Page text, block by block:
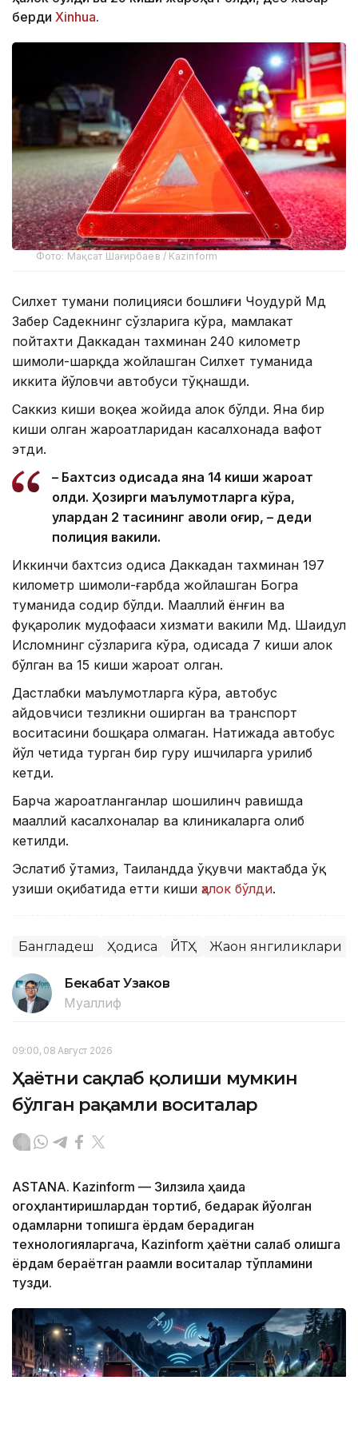
берди Xinhua.
Фото: Мақсат Шағирбаев / Kazinform
Силхет тумани полицияси бошлиғи Чоудҳурй Мд
Забер Садекнинг сўзларига кўра, мамлакат
пойтахти Даккадан тахминан 240 километр
шимоли-шарқда жойлашган Силхет туманида
иккита йўловчи автобуси тўқнашди.
Саккиз киши воқеа жойида ҳалок бўлди. Яна бир
киши олган жароҳатларидан касалхонада вафот
этди.
– Бахтсиз ҳодисада яна 14 киши жароҳат
олди. Ҳозирги маълумотларга кўра,
улардан 2 тасининг аҳволи оғир, – деди
полиция вакили.
Иккинчи бахтсиз ҳодиса Даккадан тахминан 197
километр шимоли-ғарбда жойлашган Богра
туманида содир бўлди. Маҳаллий ёнғин ва
фуқаролик мудофааси хизмати вакили Мд. Шаҳидул
Исломнинг сўзларига кўра, ҳодисада 7 киши ҳалок
бўлган ва 15 киши жароҳат олган.
Дастлабки маълумотларга кўра, автобус
ҳайдовчиси тезликни оширган ва транспорт
воситасини бошқара олмаган. Натижада автобус
йўл четида турган бир гуруҳ ишчиларга урилиб
кетди.
Барча жароҳатланганлар шошилинч равишда
маҳаллий касалхоналар ва клиникаларга олиб
кетилди.
Эслатиб ўтамиз, Таиландда ўқувчи мактабда ўқ
узиши оқибатида етти киши ҳалок бўлди.
Бангладеш Ҳодиса ЙТҲ Жаҳон янгиликлари
Бекабат Узаков
Муаллиф
09:00, 08 Август 2026
Ҳаётни сақлаб қолиши мумкин
бўлган рақамли воситалар
ASTANA. Kazinform — Зилзила ҳақида
огоҳлантиришлардан тортиб, бедарак йўқолган
одамларни топишга ёрдам берадиган
технологияларгача, Кazinform ҳаётни сақлаб қолишга
ёрдам бераётган рақамли воситалар тўпламини
тузди.